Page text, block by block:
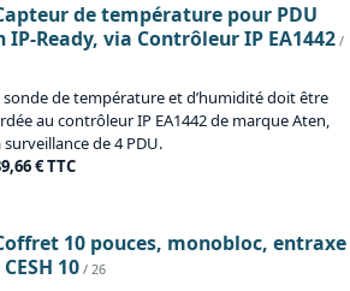
de température pour PDU
IP-Ready, via Contrôleur IP EA1442 /
sonde de température et d’humidité doit être
au contrôleur IP EA1442 de marque Aten,
de 4 PDU.
€ TTC
10 pouces, monobloc, entraxe
10/ 26